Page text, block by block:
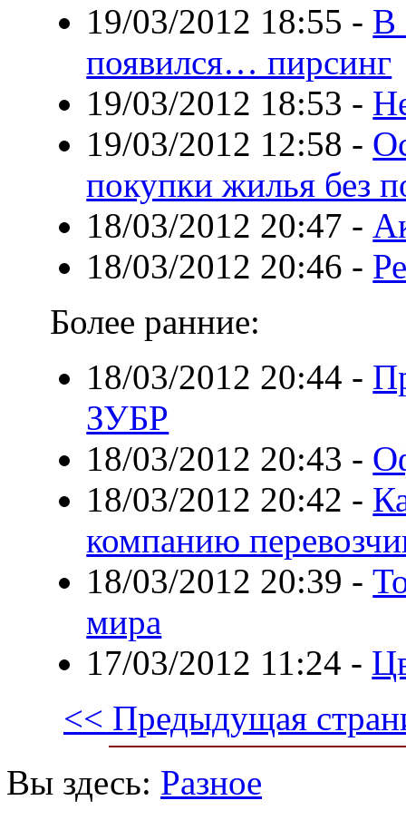
19/03/2012 18:55 - В
появился… пирсинг
19/03/2012 18:53 -
19/03/2012 12:58 -
покупки жилья без
18/03/2012 20:47 -
18/03/2012 20:46 -
Более ранние:
18/03/2012 20:44 -
ЗУБР
18/03/2012 20:43 -
18/03/2012 20:42 -
компанию
18/03/2012 20:39 -
мира
17/03/2012 11:24 -
<< Предыдущая
Вы здесь: Разное